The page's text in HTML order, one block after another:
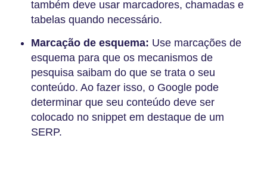
também deve usar marcadores, chamadas e
tabelas quando necessário.
Marcação de esquema: Use marcações de
esquema para que os mecanismos de
pesquisa saibam do que se trata o seu
conteúdo. Ao fazer isso, o Google pode
determinar que seu conteúdo deve ser
colocado no snippet em destaque de um
SERP.